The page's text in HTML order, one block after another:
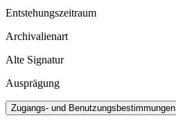
Entstehungszeitraum
Archivalienart
Alte Signatur
Ausprägung
Zugangs- und Benutzungsbestimmungen